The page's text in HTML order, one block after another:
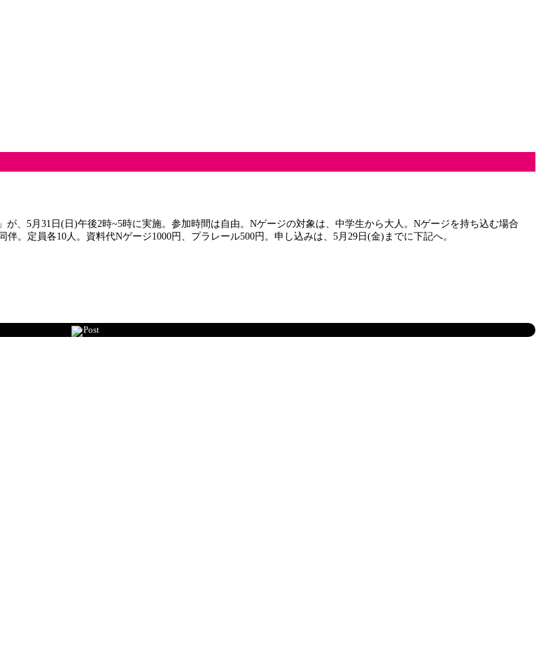
、5月31日(日)午後2時~5時に実施。参加時間は自由。Nゲージの対象は、中学生から大人。Nゲージを持ち込む場合
。定員各10人。資料代Nゲージ1000円、プラレール500円。申し込みは、5月29日(金)までに下記へ。
Post